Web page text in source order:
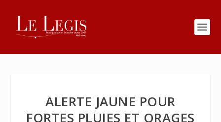
ALERTE JAUNE POUR
FORTES PLUIES ET ORAGES